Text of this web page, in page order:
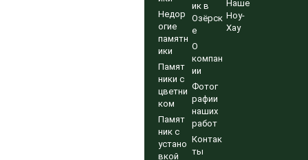
Недор
огие
памятн
ики
Памят
ники с
цветни
ком
Памят
ник с
устано
вкой
ик в
Озёрск
е
О
компан
ии
Фотог
рафии
наших
работ
Контак
ты
Наше
Ноу-
Хау